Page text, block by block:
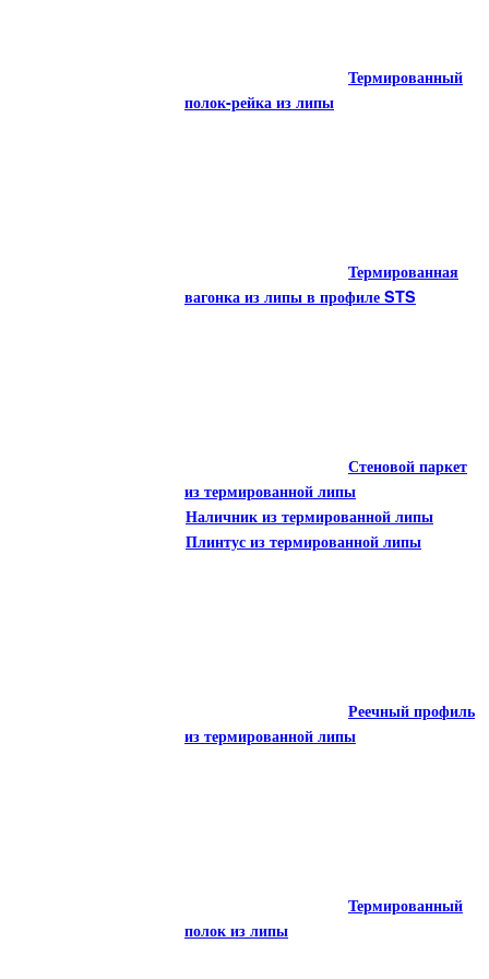
Плинтус из липы
Термопродукция из липы
Термированный
полок-рейка из липы
Термированная
вагонка из липы в профиле STS
Наличник из термированной липы
Плинтус из термированной липы
Реечный профиль
из термированной липы
Термированный
полок-рейка из липы
Термированная
вагонка из липы в профиле STS
Стеновой паркет
из термированной липы
Наличник из термированной липы
Плинтус из термированной липы
Реечный профиль
из термированной липы
Термированный
полок из липы